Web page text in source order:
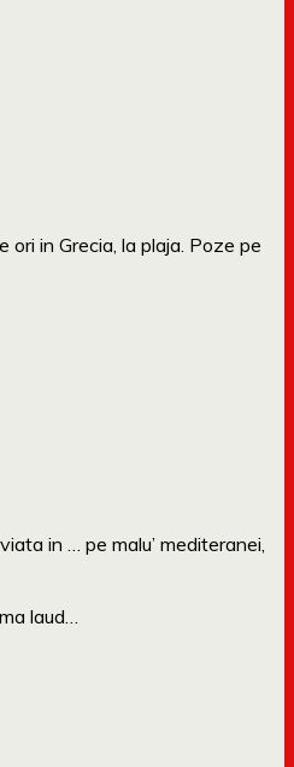
ori in Grecia, la plaja. Poze pe
in … pe malu’ mediteranei,
laud…